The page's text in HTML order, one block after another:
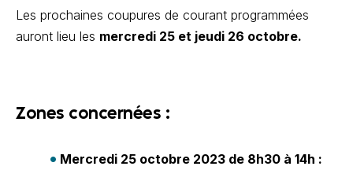
Les prochaines coupures de courant programmées
auront lieu les mercredi 25 et jeudi 26 octobre.
Zones concernées :
Mercredi 25 octobre 2023 de 8h30 à 14h :